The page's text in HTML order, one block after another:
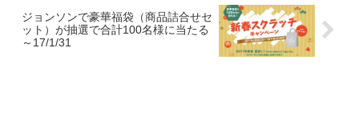
ジョンソンで豪華福袋（商品詰合せセ
ット）が抽選で合計100名様に当たる
～17/1/31